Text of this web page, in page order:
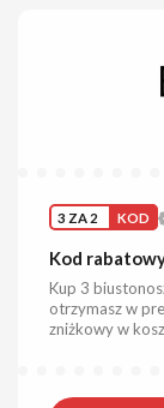
3 ZA 2 KOD
Kod
Kup 3
otrzymasz w
zniżkowy w